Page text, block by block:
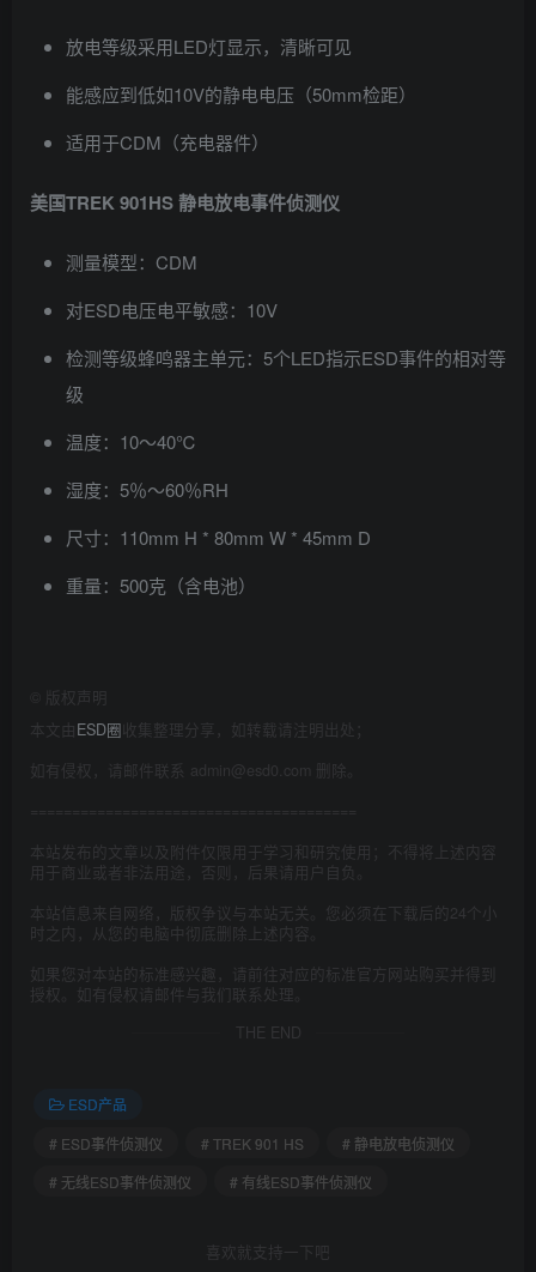
放电等级采用LED灯显示，清晰可见
能感应到低如10V的静电电压（50mm检距）
适用于CDM（充电器件）
美国TREK 901HS 静电放电事件侦测仪
测量模型：CDM
对ESD电压电平敏感：10V
检测等级蜂鸣器主单元：5个LED指示ESD事件的相对等
级
温度：10〜40℃
湿度：5％〜60％RH
尺寸：110mm H * 80mm W * 45mm D
重量：500克（含电池）
版权声明
本文由ESD圈收集整理分享，如转载请注明出处；
如有侵权，请邮件联系 admin@esd0.com 删除。
本站发布的文章以及附件仅限用于学习和研究使用；不得将上述内容
用于商业或者非法用途，否则，后果请用户自负。
本站信息来自网络，版权争议与本站无关。您必须在下载后的24个小
时之内，从您的电脑中彻底删除上述内容。
如果您对本站的标准感兴趣，请前往对应的标准官方网站购买并得到
授权。如有侵权请邮件与我们联系处理。
THE END
ESD产品
# ESD事件侦测仪
# TREK 901 HS
# 静电放电侦测仪
# 无线ESD事件侦测仪
# 有线ESD事件侦测仪
喜欢就支持一下吧